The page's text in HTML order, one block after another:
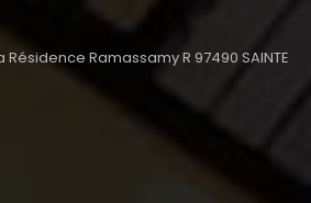
Résidence Ramassamy R 97490 SAINTE